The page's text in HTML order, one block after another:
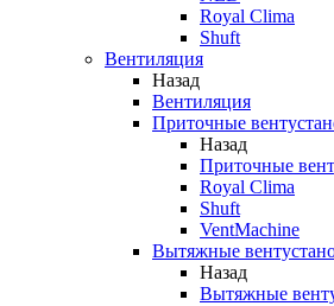
Royal Clima
Shuft
Вентиляция
Назад
Вентиляция
Приточные
Назад
Приточные
Royal Clima
Shuft
VentMachine
Вытяжные
Назад
Вытяжные